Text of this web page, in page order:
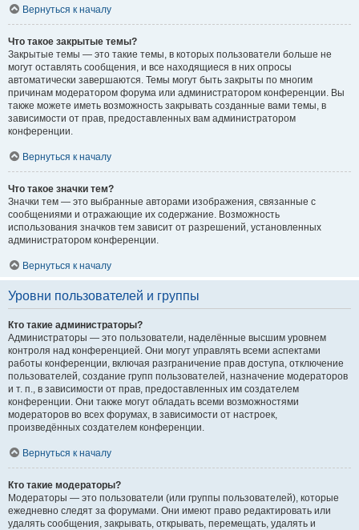
Вернуться к началу
Что такое закрытые темы?
Закрытые темы — это такие темы, в которых пользователи больше не
могут оставлять сообщения, и все находящиеся в них опросы
автоматически завершаются. Темы могут быть закрыты по многим
причинам модератором форума или администратором конференции. Вы
также можете иметь возможность закрывать созданные вами темы, в
зависимости от прав, предоставленных вам администратором
конференции.
Вернуться к началу
Что такое значки тем?
Значки тем — это выбранные авторами изображения, связанные с
сообщениями и отражающие их содержание. Возможность
использования значков тем зависит от разрешений, установленных
администратором конференции.
Вернуться к началу
Уровни пользователей и группы
Кто такие администраторы?
Администраторы — это пользователи, наделённые высшим уровнем
контроля над конференцией. Они могут управлять всеми аспектами
работы конференции, включая разграничение прав доступа, отключение
пользователей, создание групп пользователей, назначение модераторов
и т. п., в зависимости от прав, предоставленных им создателем
конференции. Они также могут обладать всеми возможностями
модераторов во всех форумах, в зависимости от настроек,
произведённых создателем конференции.
Вернуться к началу
Кто такие модераторы?
Модераторы — это пользователи (или группы пользователей), которые
ежедневно следят за форумами. Они имеют право редактировать или
удалять сообщения, закрывать, открывать, перемещать, удалять и